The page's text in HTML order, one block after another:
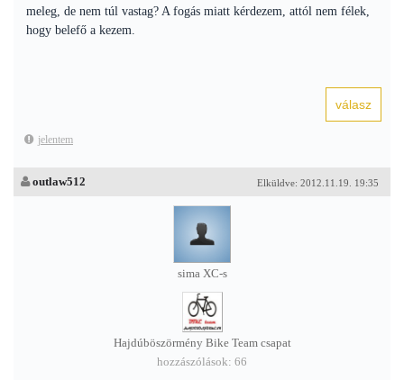
meleg, de nem túl vastag? A fogás miatt kérdezem, attól nem félek,
hogy belefő a kezem.
jelentem
Elküldve: 2012.11.19. 19:35
outlaw512
sima XC-s
Hajdúböszörmény Bike Team csapat
hozzászólások: 66